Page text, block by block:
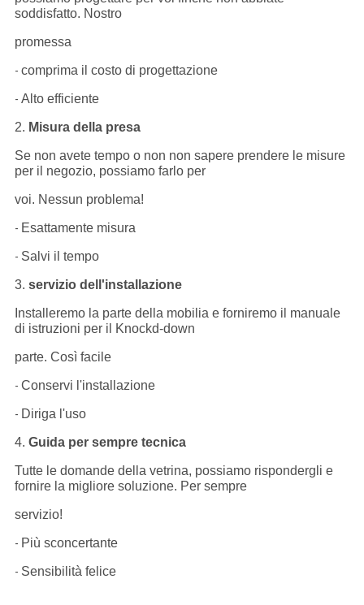
soddisfatto. Nostro
promessa
- comprima il costo di progettazione
- Alto efficiente
2. Misura della presa
Se non avete tempo o non non sapere prendere le misure
per il negozio, possiamo farlo per
voi. Nessun problema!
- Esattamente misura
- Salvi il tempo
3. servizio dell'installazione
Installeremo la parte della mobilia e forniremo il manuale
di istruzioni per il Knockd-down
parte. Così facile
- Conservi l'installazione
- Diriga l'uso
4. Guida per sempre tecnica
Tutte le domande della vetrina, possiamo rispondergli e
fornire la migliore soluzione. Per sempre
servizio!
- Più sconcertante
- Sensibilità felice